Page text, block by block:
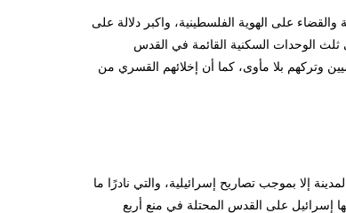
على الهوية الفلسطينية، واكبر دلالة على
البناء لأكثر من 25,000 وحدة سكنية أي حوالي ثلث الوحدات السكنية القائمة في القدس
وتركهم بلا مأوى، كما أن إخلائهم القسري من
من غير المقدسيين إلى المدينة إلا بموجب تصاريح إسرائيلية، والتي نادرًا ما
إسرائيل على القدس المحتلة في منع أربع